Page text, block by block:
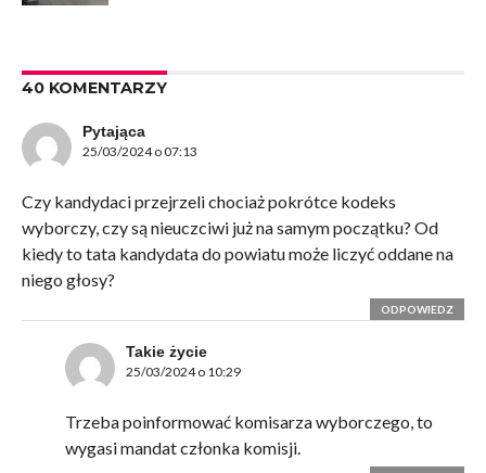
40 KOMENTARZY
Pytająca
25/03/2024 o 07:13
Czy kandydaci przejrzeli chociaż pokrótce kodeks
wyborczy, czy są nieuczciwi już na samym początku? Od
kiedy to tata kandydata do powiatu może liczyć oddane na
niego głosy?
ODPOWIEDZ
Takie życie
25/03/2024 o 10:29
Trzeba poinformować komisarza wyborczego, to
wygasi mandat członka komisji.